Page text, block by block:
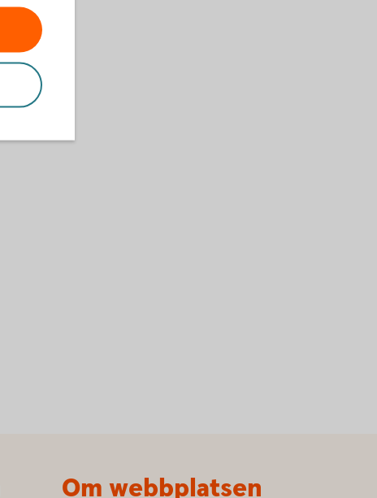
Om webbplatsen